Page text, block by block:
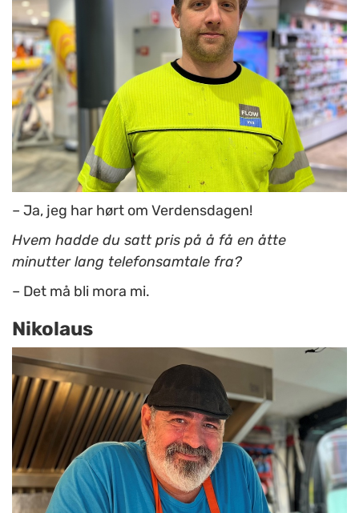
– Ja, jeg har hørt om Verdensdagen!
Hvem hadde du satt pris på å få en åtte
minutter lang telefonsamtale fra?
– Det må bli mora mi.
Nikolaus